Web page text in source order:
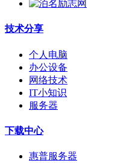
技术分享
个人电脑
办公设备
网络技术
IT小知识
服务器
下载中心
惠普服务器